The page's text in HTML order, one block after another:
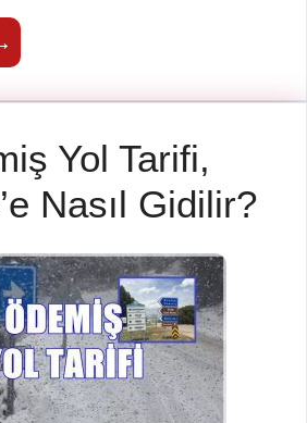
Yol Tarifi,
Nasıl Gidilir?